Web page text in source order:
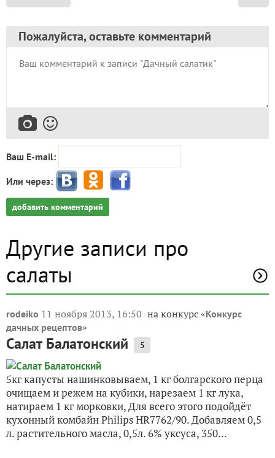
Пожалуйста, оставьте комментарий
Ваш E-mail:
Или через:
добавить комментарий
Другие записи про
салаты
rodeiko 11 ноября 2013, 16:50 на конкурс «Конкурс
дачных рецептов»
Салат Балатонский 5
5кг капусты нашинковываем, 1 кг болгарского перца
очищаем и режем на кубики, нарезаем 1 кг лука,
натираем 1 кг морковки, Для всего этого подойдёт
кухонный комбайн Philips HR7762/90. Добавляем 0,5
л. растительного масла, 0,5л. 6% уксуса, 350...